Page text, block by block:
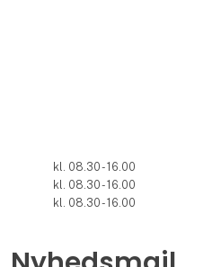
kl. 08.30 - 16.00
kl. 08.30 - 16.00
kl. 08.30 - 16.00